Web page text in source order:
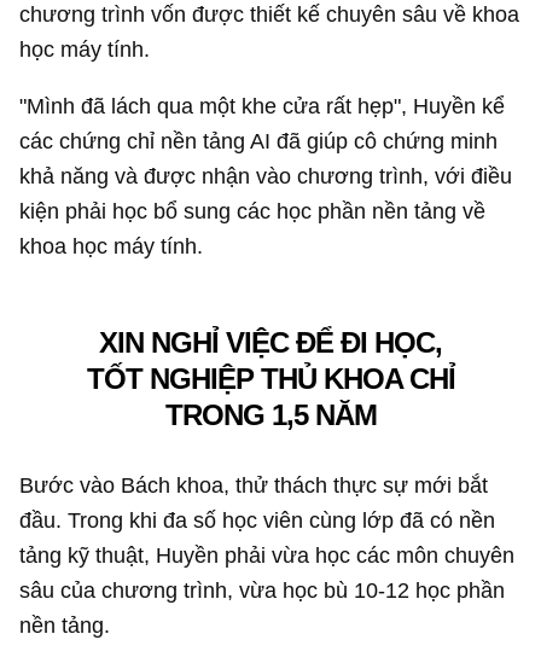
chương trình vốn được thiết kế chuyên sâu về khoa
học máy tính.
"Mình đã lách qua một khe cửa rất hẹp", Huyền kể
các chứng chỉ nền tảng AI đã giúp cô chứng minh
khả năng và được nhận vào chương trình, với điều
kiện phải học bổ sung các học phần nền tảng về
khoa học máy tính.
XIN NGHỈ VIỆC ĐỂ ĐI HỌC,
TỐT NGHIỆP THỦ KHOA CHỈ
TRONG 1,5 NĂM
Bước vào Bách khoa, thử thách thực sự mới bắt
đầu. Trong khi đa số học viên cùng lớp đã có nền
tảng kỹ thuật, Huyền phải vừa học các môn chuyên
sâu của chương trình, vừa học bù 10-12 học phần
nền tảng.